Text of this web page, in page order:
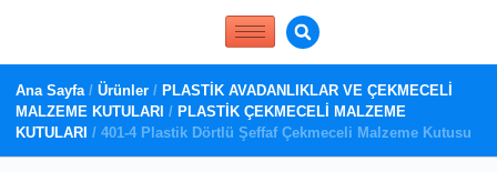
Ana Sayfa/ Ürünler / PLASTİK AVADANLIKLAR VE ÇEKMECELİ
MALZEME KUTULARI / PLASTİK ÇEKMECELİ MALZEME
KUTULARI / 401-4 Plastik Dörtlü Şeffaf Çekmeceli Malzeme Kutusu